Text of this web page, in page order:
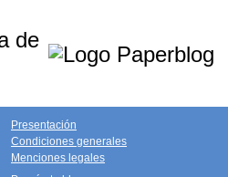
de
Presentación
Condiciones generales
Menciones legales